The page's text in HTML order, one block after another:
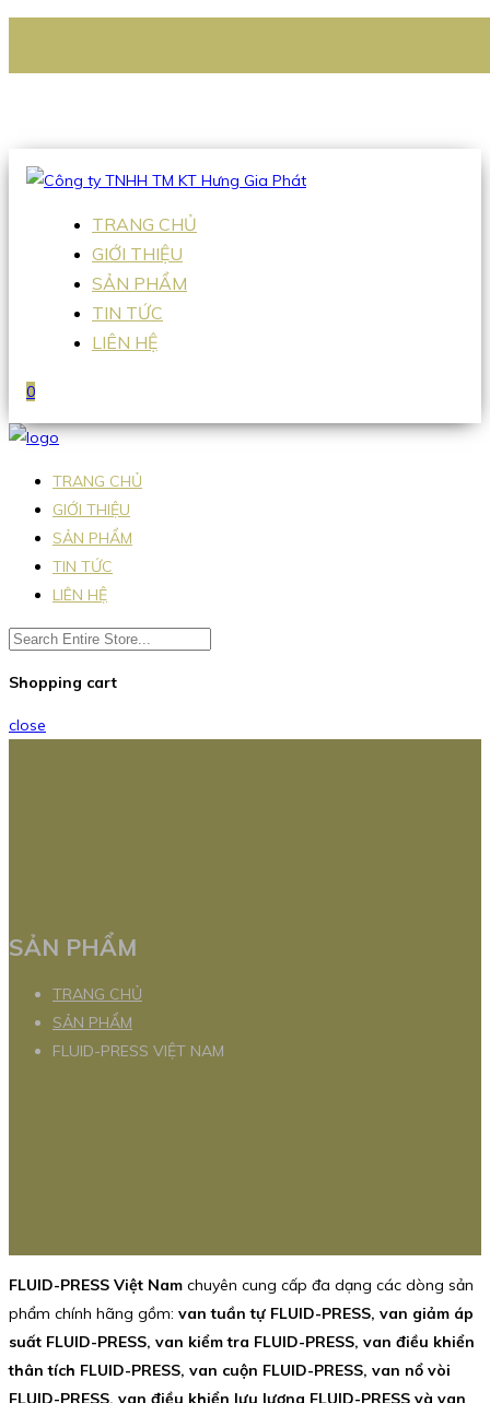
Hotline:0938 336 079
TRANG CHỦ
GIỚI THIỆU
SẢN PHẨM
TIN TỨC
LIÊN HỆ
0
TRANG CHỦ
GIỚI THIỆU
SẢN PHẨM
TIN TỨC
LIÊN HỆ
Shopping cart
close
SẢN PHẨM
TRANG CHỦ
SẢN PHẨM
FLUID-PRESS VIỆT NAM
FLUID-PRESS Việt Nam chuyên cung cấp đa dạng các dòng sản
phẩm chính hãng gồm: van tuần tự FLUID-PRESS, van giảm áp
suất FLUID-PRESS, van kiểm tra FLUID-PRESS, van điều khiển
thân tích FLUID-PRESS, van cuộn FLUID-PRESS, van nổ vòi
FLUID-PRESS, van điều khiển lưu lượng FLUID-PRESS và van